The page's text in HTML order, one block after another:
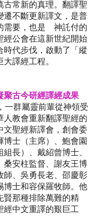
古常新的真理。翻譯聖
遷不斷更新譯文，是普
需要，也是 神託付的
經公會在這新世紀開始
時代步伐，啟動了「縱
譯經工程。
古今研經譯經成果
群屬靈前輩從神領受
人教會重新翻譯聖經的
文聖經新譯會，創會委
博士（主席）、鮑會園
長）、戴紹曾博士、
桑安柱監督、謝友王博
師、吳勇長老、邵慶彰
博士和容保羅牧師。他
賢那種排除萬難的精
經中文重譯的艱巨工